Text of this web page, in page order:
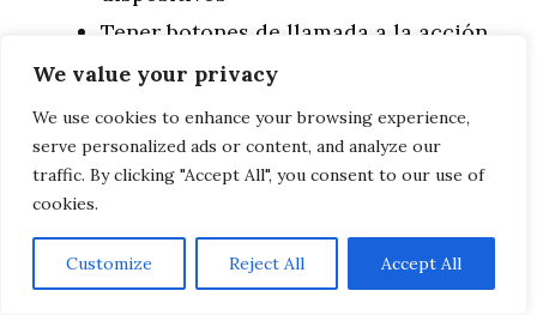
We value your privacy
We use cookies to enhance your browsing experience,
serve personalized ads or content, and analyze our
traffic. By clicking "Accept All", you consent to our use of
cookies.
Customize Reject All Accept All
Tener botones de llamada a la acción
grandes y fáciles de pulsar
Mostrar información crítica sin
necesidad de hacer zoom
Tener un proceso de reserva